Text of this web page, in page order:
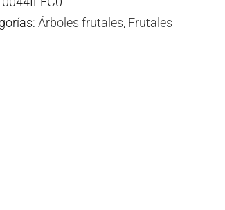
Árboles frutales, Frutales